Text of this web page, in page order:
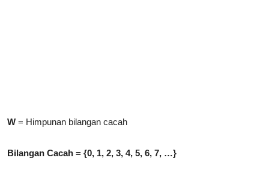
W = Himpunan bilangan cacah
Bilangan Cacah = {0, 1, 2, 3, 4, 5, 6, 7, …}